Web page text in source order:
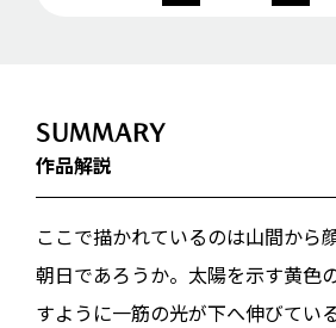
SUMMARY
作品解説
ここで描かれているのは山間から
朝日であろうか。太陽を示す黄色
すように一筋の光が下へ伸びてい